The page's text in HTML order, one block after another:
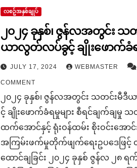
လစဥ်အနှစ်ချုပ်
၂၀၂၄ ခုနှစ်​၊ ဇွန်လအတွင်း သ
ယာလွတ်လပ်ခွင့် ချိုးဖောက်ခံရ
JULY 17, 2024 WEBMASTER
COMMENT
၂၀၂၄ ခုနှစ်​၊ ဇွန်လအတွင်း သတင်းမီ
င့် ချိုးဖောက်ခံရမှုများ စီရင်ချက်ချမှု
ထက်အောင်နှင့် ရုံးဝန်ထမ်း စိုးဝင်းအောင်
အကြမ်းဖက်မှုတိုက်ဖျက်ရေးဥပဒေဖြင့်
ထောင်ချခြင်း ၂၀၂၄ ခုနှစ် ဇွန်လ ၂၈